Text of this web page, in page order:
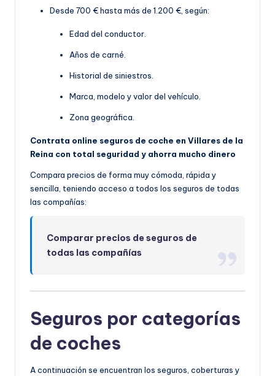
Desde 700 € hasta más de 1.200 €, según:
Edad del conductor.
Años de carné.
Historial de siniestros.
Marca, modelo y valor del vehículo.
Zona geográfica.
Contrata online seguros de coche en Villares de la
Reina con total seguridad y ahorra mucho dinero
Compara precios de forma muy cómoda, rápida y
sencilla, teniendo acceso a todos los seguros de todas
las compañías:
Comparar precios de seguros de
todas las compañías
Seguros por categorías
de coches
A continuación se encuentran los seguros, coberturas y